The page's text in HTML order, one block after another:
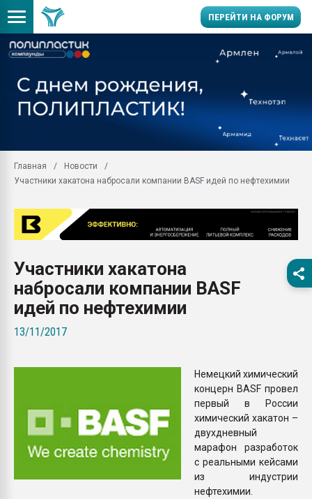
ПЕРЕЙТИ НА ФОРУМ
пластмасс
ситуацией на
Продам отходы
поликарбоната и АБС-
26.07.2022 "Сибирский
намного дороже
Главная
Новости
Участники хакатона набросали компании BASF идей по нефтехимии
Участники хакатона
набросали компании BASF
идей по нефтехимии
13/11/2017
Немецкий химический
концерн BASF провел
первый в России
химический хакатон –
двухдневный
марафон разработок
с реальными кейсами
из индустрии
нефтехимии.